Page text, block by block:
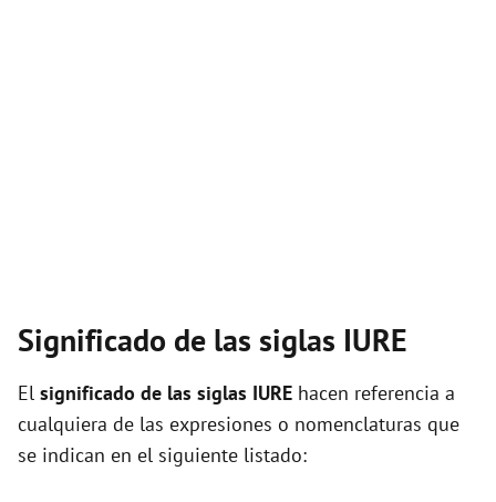
Significado de las siglas IURE
El significado de las siglas IURE hacen referencia a
cualquiera de las expresiones o nomenclaturas que
se indican en el siguiente listado: